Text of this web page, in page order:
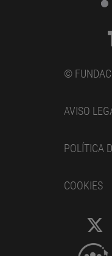
©
AVISO
POLÍTICA
COOKIES